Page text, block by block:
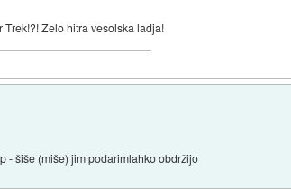
Zelo hitra vesolska ladja!
- šiše (miše) jim podarimlahko obdržijo